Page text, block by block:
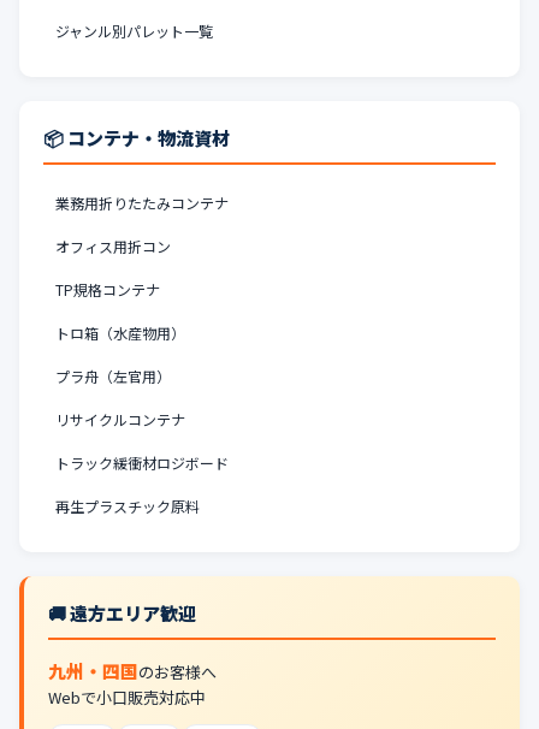
ジャンル別パレット一覧
📦 コンテナ・物流資材
業務用折りたたみコンテナ
オフィス用折コン
TP規格コンテナ
トロ箱（水産物用）
プラ舟（左官用）
リサイクルコンテナ
トラック緩衝材ロジボード
再生プラスチック原料
🚚 遠方エリア歓迎
九州・四国のお客様へ
Webで小口販売対応中